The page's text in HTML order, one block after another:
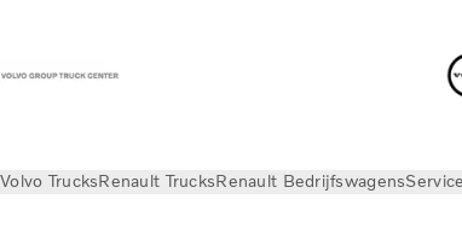
Volvo TrucksRenault TrucksRenault Bedrijfswagens